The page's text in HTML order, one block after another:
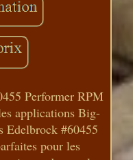
Performer RPM
applications Big-
Edelbrock #60455
pour les